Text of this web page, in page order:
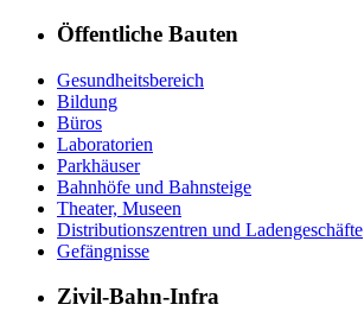
Öffentliche Bauten
Gesundheitsbereich
Bildung
Büros
Laboratorien
Parkhäuser
Bahnhöfe und Bahnsteige
Theater, Museen
Distributionszentren und Ladengeschäfte
Gefängnisse
Zivil-Bahn-Infra